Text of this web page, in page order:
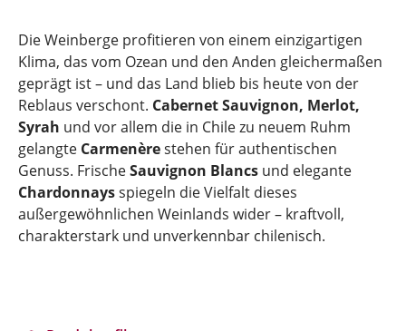
Die Weinberge profitieren von einem einzigartigen
Klima, das vom Ozean und den Anden gleichermaßen
geprägt ist – und das Land blieb bis heute von der
Reblaus verschont. Cabernet Sauvignon, Merlot,
Syrah und vor allem die in Chile zu neuem Ruhm
gelangte Carmenèrestehen für authentischen
Genuss. FrischeSauvignon Blancs und elegante
Chardonnaysspiegeln die Vielfalt dieses
außergewöhnlichen Weinlands wider – kraftvoll,
charakterstark und unverkennbar chilenisch.